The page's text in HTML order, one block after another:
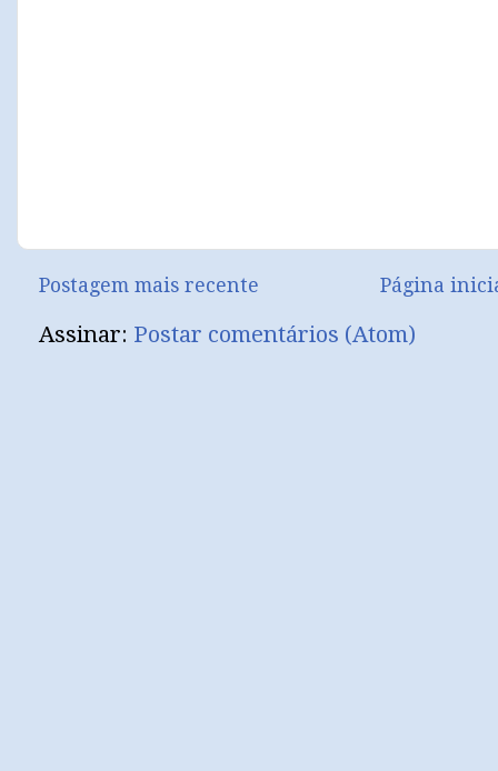
Postagem mais recente Página
Assinar: Postar comentários (Atom)